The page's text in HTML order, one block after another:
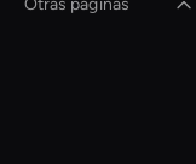
Otras páginas